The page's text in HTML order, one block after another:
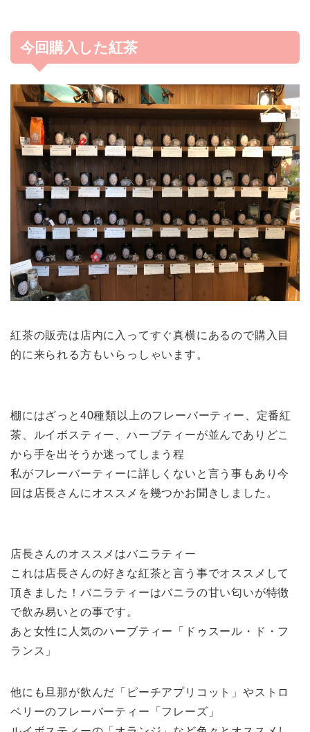
今回購入した紅茶
紅茶の販売は店内に入ってすぐ真横にあるので購入目
的に来られる方もいらっしゃいます。
棚にはざっと40種類以上のフレーバーティー、定番紅
茶、ルイボスティー、ハーブティーが並んでありどこ
から手を出そうか迷ってしまう程
私がフレーバーティーに詳しくないと言う事もあり今
回は店長さんにオススメを幾つかお聞きしました。
店長さんのオススメはバニラティー
これは店長さんの好きな紅茶と言う事でオススメして
頂きました！バニラティーはバニラの甘い匂いが特徴
で飲み易いとの事です。
あと女性に人気のハーブティー「ドゥスール・ド・フ
ランス」
他にも旦那が飲んだ「ピーチアプリコット」やストロ
ベリーのフレーバーティー「フレーズ」